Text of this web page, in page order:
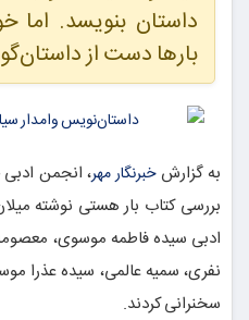
داستان بنویسد.
بارها دست از
به گزارشخبرنگار مهر، انجمن
بررسی کتاب بار هستی نوشته
ادبی سیده فاطمه موسوی،
نفری، سمیه عالمی، سیده عذرا
سخنرانی کردند.